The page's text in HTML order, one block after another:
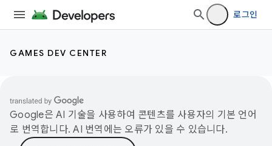
로그인
GAMES DEV CENTER
Google은 AI 기술을 사용하여 콘텐츠를 사용자의 기본 언어
로 번역합니다. AI 번역에는 오류가 있을 수 있습니다.